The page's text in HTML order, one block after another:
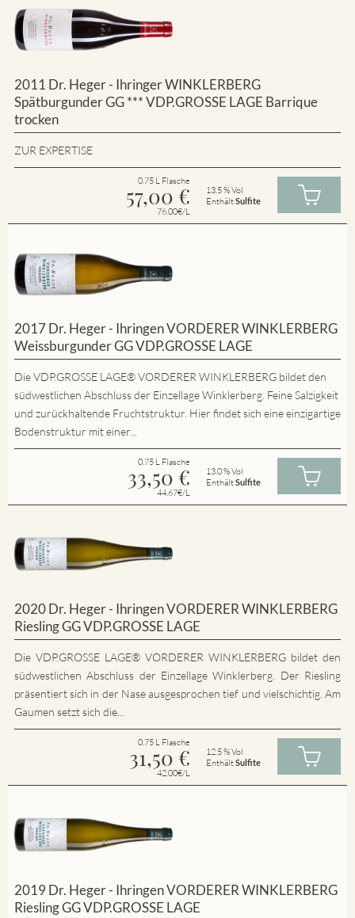
2011 Dr. Heger - Ihringer WINKLERBERG
Spätburgunder GG *** VDP.GROSSE LAGE Barrique
trocken
ZUR EXPERTISE
0.75 L Flasche
57,00 €
76.00€/L
13.5 % Vol
EnthältSulfite
2017 Dr. Heger - Ihringen VORDERER WINKLERBERG
Weissburgunder GG VDP.GROSSE LAGE
Die VDP.GROSSE LAGE® VORDERER WINKLERBERG bildet den
südwestlichen Abschluss der Einzellage Winklerberg. Feine Salzigkeit
und zurückhaltende Fruchtstruktur. Hier findet sich eine einzigartige
Bodenstruktur mit einer...
0.75 L Flasche
33,50 €
44.67€/L
13.0 % Vol
EnthältSulfite
2020 Dr. Heger - Ihringen VORDERER WINKLERBERG
Riesling GG VDP.GROSSE LAGE
Die VDP.GROSSE LAGE® VORDERER WINKLERBERG bildet den
südwestlichen Abschluss der Einzellage Winklerberg. Der Riesling
präsentiert sich in der Nase ausgesprochen tief und vielschichtig. Am
Gaumen setzt sich die...
0.75 L Flasche
31,50 €
42.00€/L
12.5 % Vol
EnthältSulfite
2019 Dr. Heger - Ihringen VORDERER WINKLERBERG
Riesling GG VDP.GROSSE LAGE